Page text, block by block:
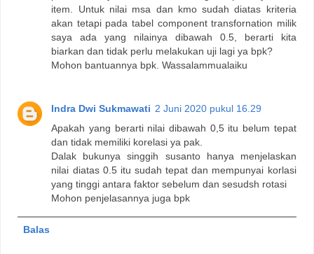
item. Untuk nilai msa dan kmo sudah diatas kriteria
akan tetapi pada tabel component transfornation milik
saya ada yang nilainya dibawah 0.5, berarti kita
biarkan dan tidak perlu melakukan uji lagi ya bpk?
Mohon bantuannya bpk. Wassalammualaiku
Indra Dwi Sukmawati 2 Juni 2020 pukul 16.29
Apakah yang berarti nilai dibawah 0,5 itu belum tepat
dan tidak memiliki korelasi ya pak.
Dalak bukunya singgih susanto hanya menjelaskan
nilai diatas 0.5 itu sudah tepat dan mempunyai korlasi
yang tinggi antara faktor sebelum dan sesudsh rotasi
Mohon penjelasannya juga bpk
Balas